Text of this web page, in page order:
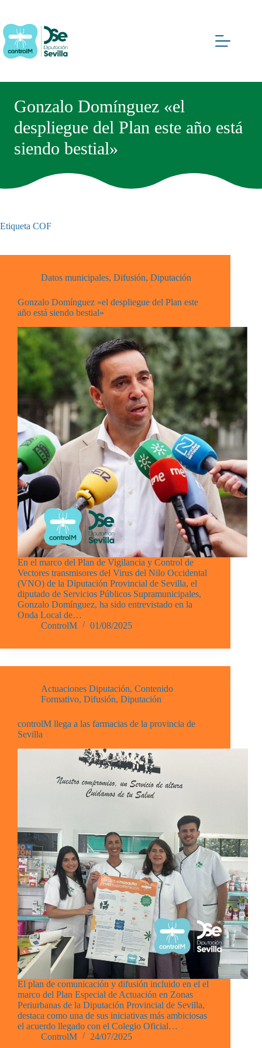
contenido
Gonzalo Domínguez «el
despliegue del Plan este año está
siendo bestial»
Etiqueta COF
Datos municipales, Difusión, Diputación
Gonzalo Domínguez «el despliegue del Plan este
año está siendo bestial»
En el marco del Plan de Vigilancia y Control de
Vectores transmisores del Virus del Nilo Occidental
(VNO) de la Diputación Provincial de Sevilla, el
diputado de Servicios Públicos Supramunicipales,
Gonzalo Domínguez, ha sido entrevistado en la
Onda Local de…
ControlM
01/08/2025
Actuaciones Diputación, Contenido
Formativo, Difusión, Diputación
controlM llega a las farmacias de la provincia de
Sevilla
El plan de comunicación y difusión incluido en el el
marco del Plan Especial de Actuación en Zonas
Periurbanas de la Diputación Provincial de Sevilla,
destaca como una de sus iniciativas más ambiciosas
el acuerdo llegado con el Colegio Oficial…
ControlM
24/07/2025